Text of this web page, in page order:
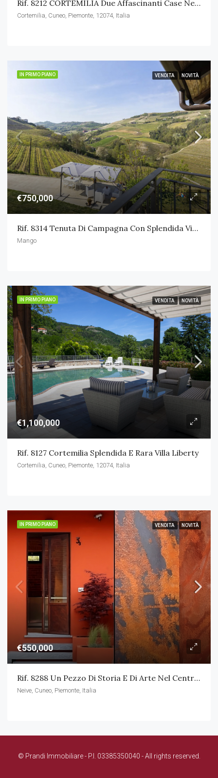
Rif. 8212 CORTEMILIA Due Affascinanti Case Nel Cuore Delle Langhe
Cortemilia, Cuneo, Piemonte, 12074, Italia
IN PRIMO PIANO VENDITA NOVITÀ
€750,000
Rif. 8314 Tenuta Di Campagna Con Splendida Vista
Mango
IN PRIMO PIANO VENDITA NOVITÀ
€1,100,000
Rif. 8127 Cortemilia Splendida E Rara Villa Liberty
Cortemilia, Cuneo, Piemonte, 12074, Italia
IN PRIMO PIANO VENDITA NOVITÀ
€550,000
Rif. 8288 Un Pezzo Di Storia E Di Arte Nel Centro Di Neive
Neive, Cuneo, Piemonte, Italia
© Prandi Immobiliare - P.I. 03385350040 - All rights reserved.